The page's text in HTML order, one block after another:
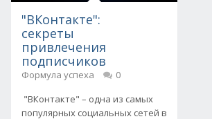
"ВКонтакте":
секреты
привлечения
подписчиков
Формула успеха
0
"ВКонтакте" – одна из самых
популярных социальных сетей в